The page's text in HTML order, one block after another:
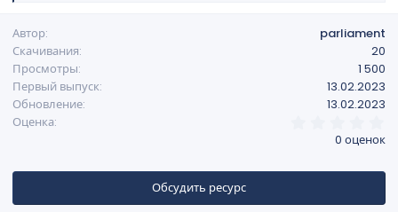
к
ц
и
и
:
Автор
parliament
Скачивания
20
Просмотры
1 500
Первый выпуск
13.02.2023
Обновление
13.02.2023
Оценка
,
0
з
ё
0 оценок
Обсудить ресурс